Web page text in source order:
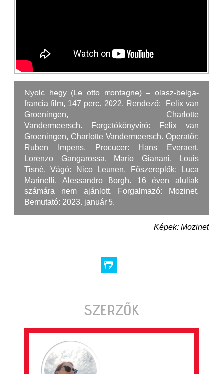
Nyolc hegy (Le otto montagne) – olasz-belga-
francia film, 147 perc. 2022. Rendező: Felix van
Groeningen, Charlotte
Vandermeersch. Forgatókönyvíró: Felix van
Groeningen, Charlotte Vandermeersch. Operatőr:
Ruben Impens. Producer: Hans Everaert,
Lorenzo Gangarossa, Mario Gianani, Louis
Tisné. Vágó: Nico Leunen. Főszereplők: Luca
Marinelli, Alessandro Borgh. 16 éven aluliak
számára nem ajánlott. Forgalmazó: Mozinet.
Bemutató: 2023. január 5.
Képek: Mozinet
SZERZŐK